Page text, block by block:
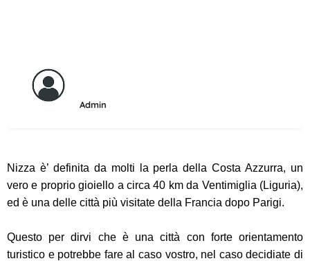
Admin
Nizza è’ definita da molti la perla della Costa Azzurra, un
vero e proprio gioiello a circa 40 km da Ventimiglia (Liguria),
ed è una delle città più visitate della Francia dopo Parigi.
Questo per dirvi che è una città con forte orientamento
turistico e potrebbe fare al caso vostro, nel caso decidiate di